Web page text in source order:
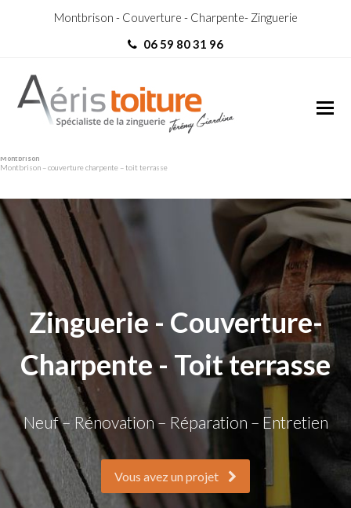
Montbrison - Couverture - Charpente- Zinguerie
06 59 80 31 96
Montbrison
Montbrison – couverture charpente – toit terrasse
Zinguerie - Couverture-
Charpente - Toit terrasse
Neuf – Rénovation – Réparation – Entretien
Vous avez un projet